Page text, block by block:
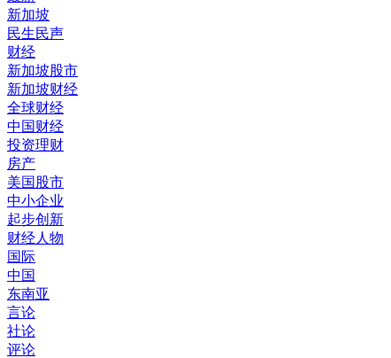
新加坡
民生民声
财经
新加坡股市
新加坡财经
全球财经
中国财经
投资理财
房产
美国股市
中小企业
起步创新
财经人物
国际
中国
东南亚
言论
社论
评论